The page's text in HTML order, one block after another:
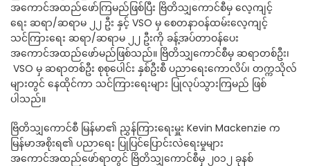
အကောင်အထည်ဖော်ကြမည်ဖြစ်ပြီး ဗြိတိသျှကောင်စီမှ လေ့ကျင့်
ရေး ဆရာ/ဆရာမ ၂၂ ဦး နှင့် VSO မှ စေတနာဝန်ထမ်းလေ့ကျင့်
သင်ကြားရေး ဆရာ/ဆရာမ ၂၂ ဦးကို ခန့်အပ်တာဝန်ပေး
အကောင်အထည်ဖော်မည်ဖြစ်သည်။ ဗြိတိသျှကောင်စီမှ ဆရာတစ်ဦး၊
VSO မှ ဆရာတစ်ဦး စုစုပေါင်း နှစ်ဦးစီ ပညာရေးကောလိပ်၊ တက္ကသိုလ်
များတွင် နေထိုင်ကာ သင်ကြားရေးများ ပြုလုပ်သွားကြမည် ဖြစ်
ပါသည်။
ဗြိတိသျှကောင်စီ မြန်မာ၏ ညွှန်ကြားရေးမှူး Kevin Mackenzie က
မြန်မာအစိုးရ၏ ပညာရေး ပြုပြင်ပြောင်းလဲရေးမှုများ
အကောင်အထည်ဖော်ရာတွင် ဗြိတိသျှကောင်စီမှ ၂၀၁၂ ခုနစ်